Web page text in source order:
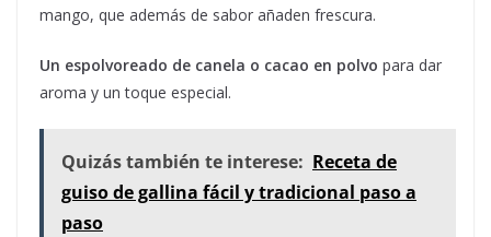
mango, que además de sabor añaden frescura.
Un espolvoreado de canela o cacao en polvo para dar
aroma y un toque especial.
Quizás también te interese: Receta de
guiso de gallina fácil y tradicional paso a
paso